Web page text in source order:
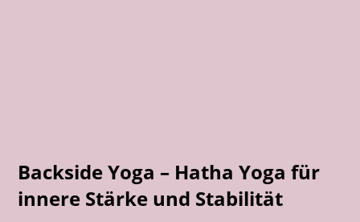
Backside Yoga – Hatha Yoga für
innere Stärke und Stabilität